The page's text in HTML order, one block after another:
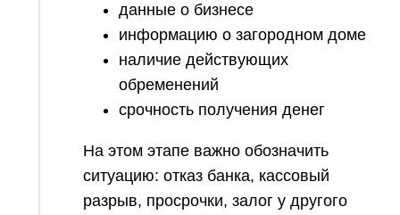
данные о бизнесе
информацию о загородном доме
наличие действующих
обременений
срочность получения денег
На этом этапе важно обозначить
ситуацию: отказ банка, кассовый
разрыв, просрочки, залог у другого